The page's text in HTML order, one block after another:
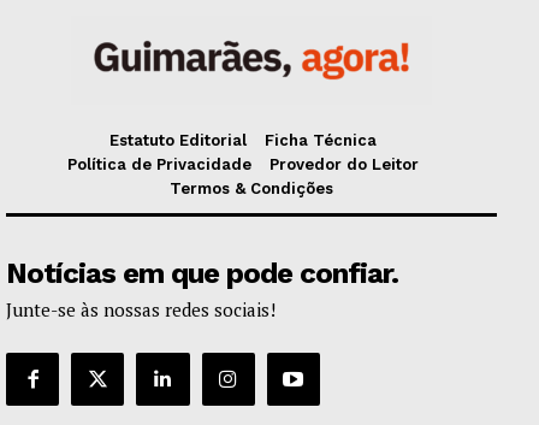
Estatuto Editorial
Ficha Técnica
Política de Privacidade
Provedor do Leitor
Termos & Condições
Notícias em que pode confiar.
Junte-se às nossas redes sociais!